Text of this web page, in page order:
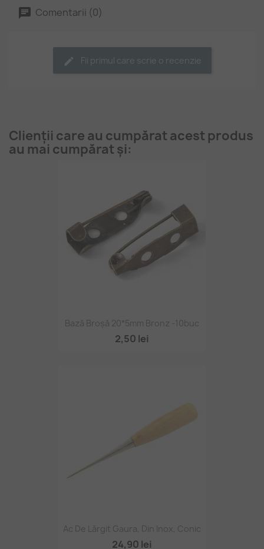
Comentarii (0)
Fii primul care scrie o recenzie
Clienții care au cumpărat acest produs
au mai cumpărat și:
Bază Broșă 20*5mm Bronz -10buc
2,50 lei
Ac De Lărgit Gaura, Din Inox, Conic
24,90 lei